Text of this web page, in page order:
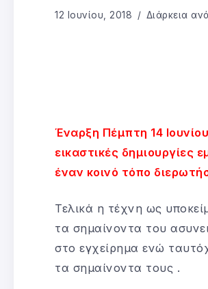
12 Ιουνίου, 2018 Διάρκεια
Έναρξη Πέμπτη 14
εικαστικές
έναν κοινό τόπο
Τελικά η τέχνη ως
τα σημαίνοντα του
στο εγχείρημα ενώ
τα σημαίνοντα τους .